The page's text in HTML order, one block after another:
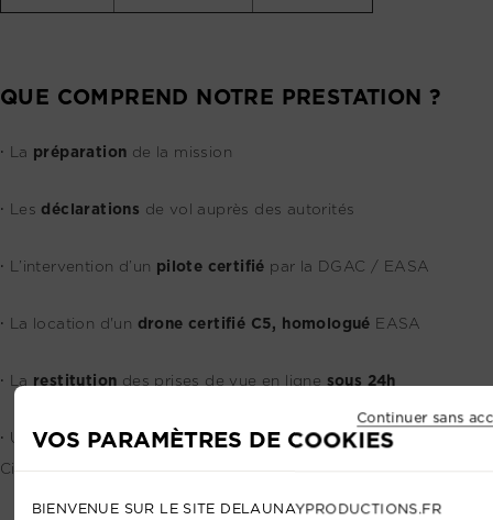
QUE COMPREND NOTRE PRESTATION ?
⸱ La préparation de la mission
⸱ Les déclarations de vol auprès des autorités
⸱ L’intervention d’un pilote certifié par la DGAC / EASA
⸱ La location d'un drone certifié C5, homologué EASA
⸱ La restitution des prises de vue en ligne sous 24h
⸱ Uneassurance professionnelle couvrant la Responsabilité
Civile dans le cadre de notre activité
VOS PARAMÈTRES DE COOKIES
Continuer sans
BIENVENUE SUR LE SITE DELAUNAYPRODUCTIONS.FR